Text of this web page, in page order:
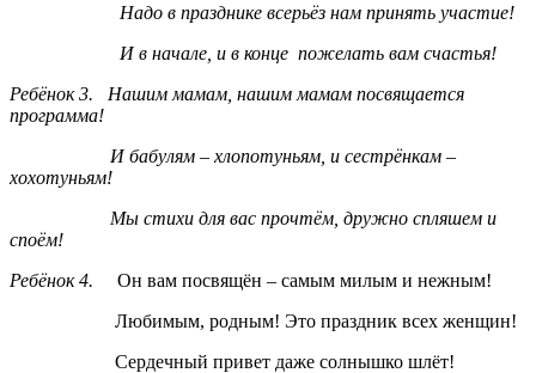
Надо в празднике всерьёз нам принять участие!
И в начале, и в конце пожелать вам счастья!
Ребёнок 3. Нашим мамам, нашим мамам посвящается
программа!
И бабулям – хлопотуньям, и сестрёнкам –
хохотуньям!
Мы стихи для вас прочтём, дружно спляшем и
споём!
Ребёнок 4. Он вам посвящён – самым милым и нежным!
Любимым, родным! Это праздник всех женщин!
Сердечный привет даже солнышко шлёт!